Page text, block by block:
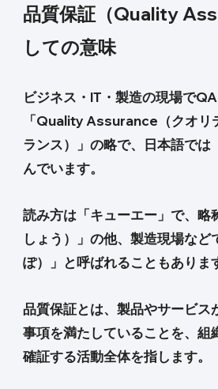
品質保証（Quality
しての意味
ビジネス・IT・製造の現場で
「Quality Assurance（クオリ
ランス）」の略で、日本語では
んでいます。
読み方は「キューエー」で、略
しょう）」の他、製造現場など
ぽ）」と呼ばれることもありま
品質保証とは、製品やサービス
事項を満たしていることを、組
確証する活動全体を指します。